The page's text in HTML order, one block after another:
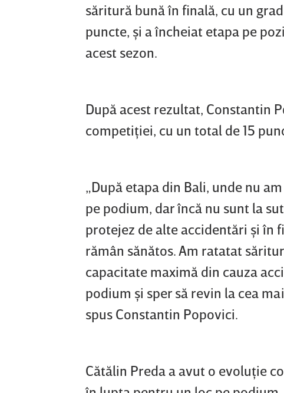
săritură bună în finală, cu un
puncte, şi a încheiat etapa pe
acest sezon.
După acest rezultat, Constantin
competiţiei, cu un total de 15
„După etapa din Bali, unde nu
pe podium, dar încă nu sunt la
protejez de alte accidentări şi în
rămân sănătos. Am ratatat
capacitate maximă din cauza
podium şi sper să revin la cea
spus Constantin Popovici.
Cătălin Preda a avut o evoluţie